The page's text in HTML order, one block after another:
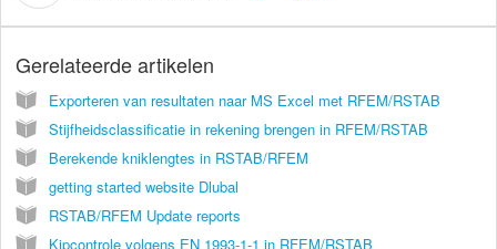
Gerelateerde artikelen
Exporteren van resultaten naar MS Excel met RFEM/RSTAB
Stijfheidsclassificatie in rekening brengen in RFEM/RSTAB
Berekende kniklengtes in RSTAB/RFEM
getting started website Dlubal
RSTAB/RFEM Update reports
Kipcontrole volgens EN 1993-1-1 in RFEM/RSTAB